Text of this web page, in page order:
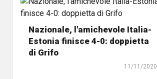
Nazionale, l'amichevole Italia-
Estonia finisce 4-0: doppietta
di Grifo
11/11/2020